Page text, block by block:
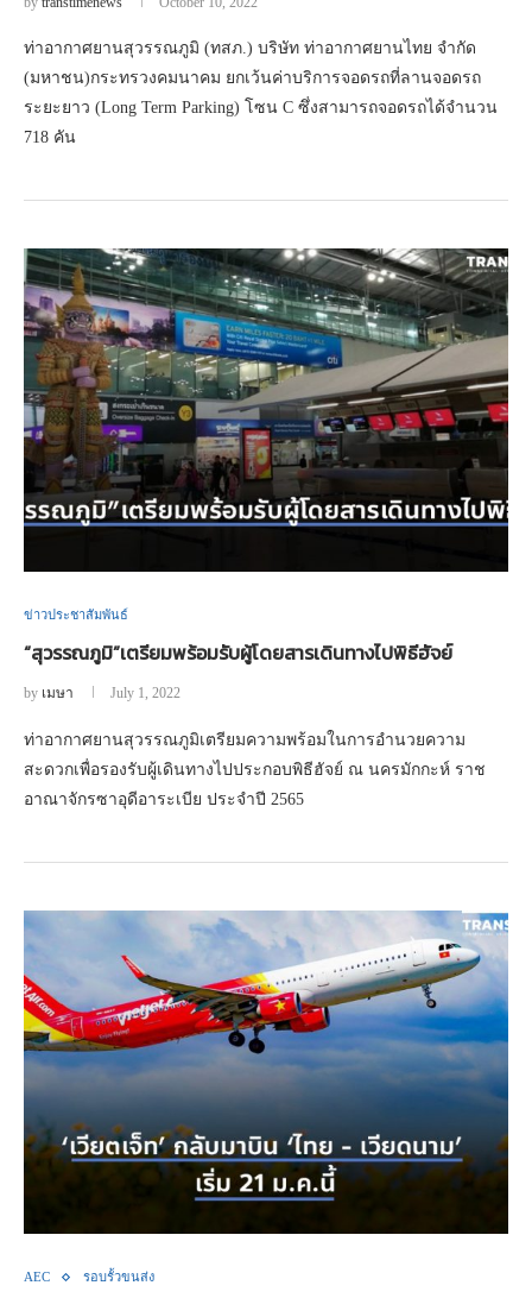
ท่าอากาศยานสุวรรณภูมิ (ทสภ.) บริษัท ท่าอากาศยานไทย จำกัด
(มหาชน)กระทรวงคมนาคม ยกเว้นค่าบริการจอดรถที่ลานจอดรถ
ระยะยาว (Long Term Parking) โซน C ซึ่งสามารถจอดรถได้จำนวน
718 คัน
ข่าวประชาสัมพันธ์
“สุวรรณภูมิ”เตรียมพร้อมรับผู้โดยสารเดินทางไปพิธีฮัจย์
by เมษา July 1, 2022
ท่าอากาศยานสุวรรณภูมิเตรียมความพร้อมในการอำนวยความ
สะดวกเพื่อรองรับผู้เดินทางไปประกอบพิธีฮัจย์ ณ นครมักกะห์ ราช
อาณาจักรซาอุดีอาระเบีย ประจำปี 2565
AEC รอบรั้วขนส่ง